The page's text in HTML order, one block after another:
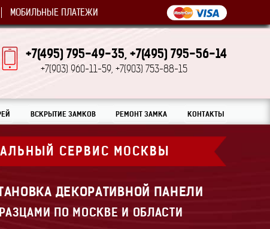
МОБИЛЬНЫЕ ПЛАТЕЖИ
+7(495) 795-49-35, +7(495) 795-56-14
+7(903) 960-11-59, +7(903) 753-88-15
ВСКРЫТИЕ ЗАМКОВ РЕМОНТ ЗАМКА КОНТАКТЫ
СЕРВИС МОСКВЫ
ДЕКОРАТИВНОЙ ПАНЕЛИ
ПО МОСКВЕ И ОБЛАСТИ